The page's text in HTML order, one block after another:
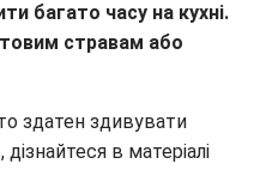
багато часу на кухні.
стравам або
здатен здивувати
в матеріалі